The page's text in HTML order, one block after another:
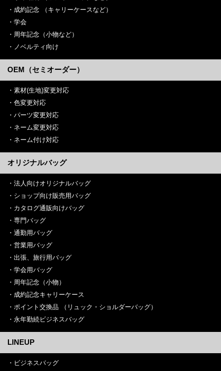
成約記念 （キャリーケースなど）
学会
周年記念（小物など）
ノベルティ向け
OEM（セミオーダー）
素材(生地)変更対応
色変更対応
パーツ変更対応
ネーム変更対応
ネーム付け対応
オリジナルバッグ
法人向けオリジナルバッグ
ショップ向け販売用バッグ
カタログ通販向けバッグ
専門バッグ
通勤用バッグ
営業用バッグ
出張、旅行用バッグ
学会用バッグ
周年記念（小物）
成約記念キャリーケース
ポイント交換品 （リュック・ショルダーバッグ）
永年勤続ビジネスバッグ
LINEUP
ビジネスバッグ